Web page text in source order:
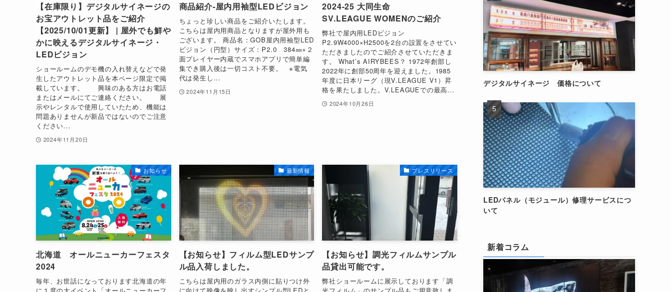
【在庫限り】デジタルサイネージの
お宝アウトレット品をご紹介
【2025/10/01更新】 | 屋外でも鮮や
かに映えるデジタルサイネージ・
LEDビジョン
ショールームのデモ機の入れ替えなどで発
生したアウトレット品を本ページ限定で掲
載しています。 興味のある方はお電話
またはメールにてご連絡ください。 展
示やレンタルで使用していたため、機能は
問題ありませんが新品ではないのでご注意
ください...
2024年11月20日
商品紹介-屋内用袖型LEDビジョン
ちょっと珍しい商品をご紹介いたします。
こちらは屋内用商品となりますが屋外用も
ございます。 商品名：GOB屋内用袖型LED
ビジョン（円型）サイズ：P2.0 384㎜×２
面プレイヤー内蔵でスマホアプリで簡単編
集でき購入後は一切コスト不要。 ※電気
代は発生し...
2024年11月15日
2024-25 大同生命
SV.LEAGUE WOMENのご紹介
弊社で屋内用LEDビジョン
P2.9W4000×H2500を2台の設置をさせてい
ただきましたのでご紹介させていただきま
す。 What’s AIRYBEES？ 1972年創部し
2022年に創部50周年を迎えました。1985
年度に日本リーグ（現V.LEAGUE V1）昇
格を果たしました。V.LEAGUEでの最高...
2024年10月26日
お知らせ
北海道 オールニューカーフェスタ
2024
毎年、お世話になっております北海道の年
に１度の大イベント「オールニューカーフ
最新情報
【お知らせ】フィルム型LEDサンプ
ル品入荷しました。
こちらは屋内用のガラス内側に貼りつけ外
に向けて映像を映し出すシンプル型LEDと
プレスリリース
【お知らせ】調光フィルムサンプル
品貸出可能です。
弊社ショールームに展示しております「調
光フィルム」のサンプル品もご用意致しま
デジタルサイネージ 価格について
LEDパネル（モジュール）修理サービスにつ
いて
新着コラム